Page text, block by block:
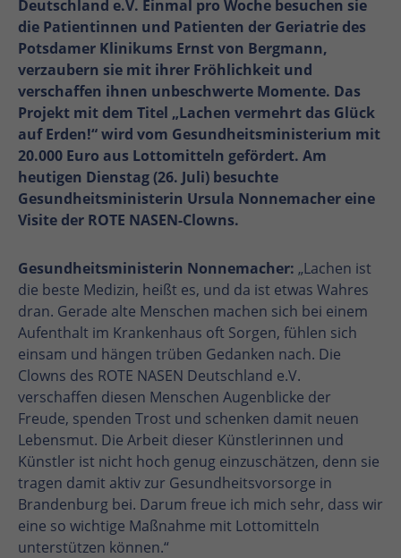
Deutschland e.V. Einmal pro Woche besuchen sie
die Patientinnen und Patienten der Geriatrie des
Potsdamer Klinikums Ernst von Bergmann,
verzaubern sie mit ihrer Fröhlichkeit und
verschaffen ihnen unbeschwerte Momente. Das
Projekt mit dem Titel „Lachen vermehrt das Glück
auf Erden!“ wird vom Gesundheitsministerium mit
20.000 Euro aus Lottomitteln gefördert. Am
heutigen Dienstag (26. Juli) besuchte
Gesundheitsministerin Ursula Nonnemacher eine
Visite der ROTE NASEN-Clowns.
Gesundheitsministerin Nonnemacher: „Lachen ist
die beste Medizin, heißt es, und da ist etwas Wahres
dran. Gerade alte Menschen machen sich bei einem
Aufenthalt im Krankenhaus oft Sorgen, fühlen sich
einsam und hängen trüben Gedanken nach. Die
Clowns des ROTE NASEN Deutschland e.V.
verschaffen diesen Menschen Augenblicke der
Freude, spenden Trost und schenken damit neuen
Lebensmut. Die Arbeit dieser Künstlerinnen und
Künstler ist nicht hoch genug einzuschätzen, denn sie
tragen damit aktiv zur Gesundheitsvorsorge in
Brandenburg bei. Darum freue ich mich sehr, dass wir
eine so wichtige Maßnahme mit Lottomitteln
unterstützen können.“